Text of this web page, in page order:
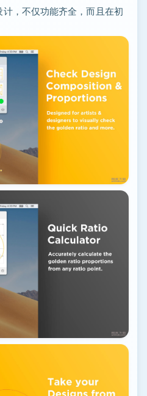
，不仅功能齐全，而且在初